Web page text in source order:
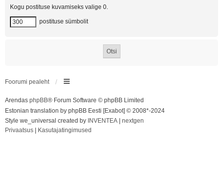
Kogu postituse kuvamiseks valige 0.
postituse sümbolit
Foorumi pealeht
Arendas phpBB® Forum Software © phpBB Limited
Estonian translation by phpBB Eesti [Exabot] © 2008*-2024
Style we_universal created by INVENTEA
nextgen
Privaatsus
Kasutajatingimused